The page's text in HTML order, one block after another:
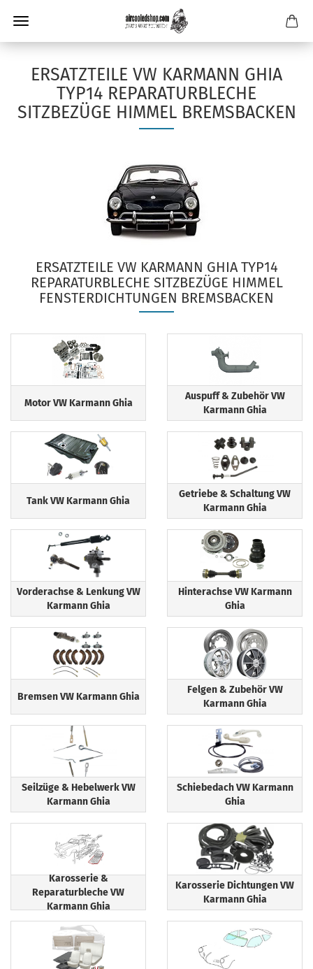
ERSATZTEILE VW KARMANN GHIA
TYP14 REPARATURBLECHE
SITZBEZÜGE HIMMEL BREMSBACKEN
ERSATZTEILE VW KARMANN GHIA TYP14
REPARATURBLECHE SITZBEZÜGE HIMMEL
FENSTERDICHTUNGEN BREMSBACKEN
Motor VW Karmann Ghia
Auspuff & Zubehör VW
Karmann Ghia
Tank VW Karmann Ghia
Getriebe & Schaltung VW
Karmann Ghia
Vorderachse & Lenkung VW
Karmann Ghia
Hinterachse VW Karmann
Ghia
Bremsen VW Karmann Ghia
Felgen & Zubehör VW
Karmann Ghia
Seilzüge & Hebelwerk VW
Karmann Ghia
Schiebedach VW Karmann
Ghia
Karosserie &
Reparaturbleche VW
Karmann Ghia
Karosserie Dichtungen VW
Karmann Ghia